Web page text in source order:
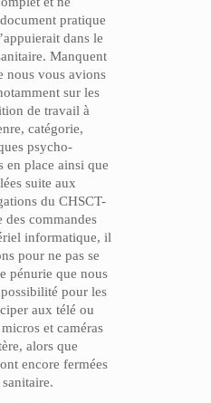
pratique
dans le
Manquent
nous vous avions
sur les
de travail à
catégorie,
psycho-
en place ainsi que
suite aux
du CHSCT-
des commandes
informatique, il
pour ne pas se
pénurie que nous
pour les
aux télé ou
et caméras
alors que
encore fermées